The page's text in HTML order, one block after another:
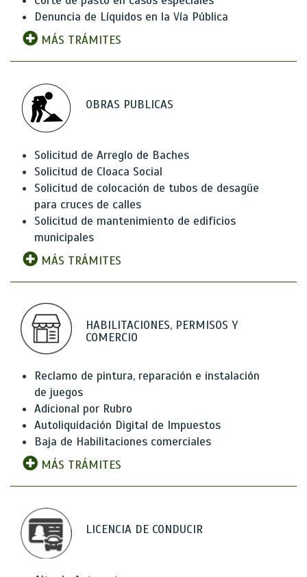
Denuncia de Líquidos en la Vía Pública
MÁS TRÁMITES
OBRAS PUBLICAS
Solicitud de Arreglo de Baches
Solicitud de Cloaca Social
Solicitud de colocación de tubos de desagüe
para cruces de calles
Solicitud de mantenimiento de edificios
municipales
MÁS TRÁMITES
HABILITACIONES, PERMISOS Y
COMERCIO
Reclamo de pintura, reparación e instalación
de juegos
Adicional por Rubro
Autoliquidación Digital de Impuestos
Baja de Habilitaciones comerciales
MÁS TRÁMITES
LICENCIA DE CONDUCIR